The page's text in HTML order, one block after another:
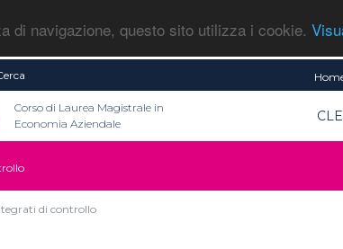
di navigazione, questo sito utilizza i cookie.
Corso di Laurea Magistrale in
Economia Aziendale
di controllo